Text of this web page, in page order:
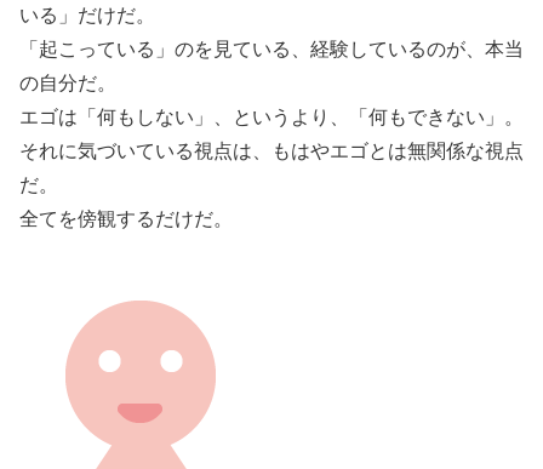
いる」だけだ。
「起こっている」のを見ている、経験しているのが、本当
の自分だ。
エゴは「何もしない」、というより、「何もできない」。
それに気づいている視点は、もはやエゴとは無関係な視点
だ。
全てを傍観するだけだ。